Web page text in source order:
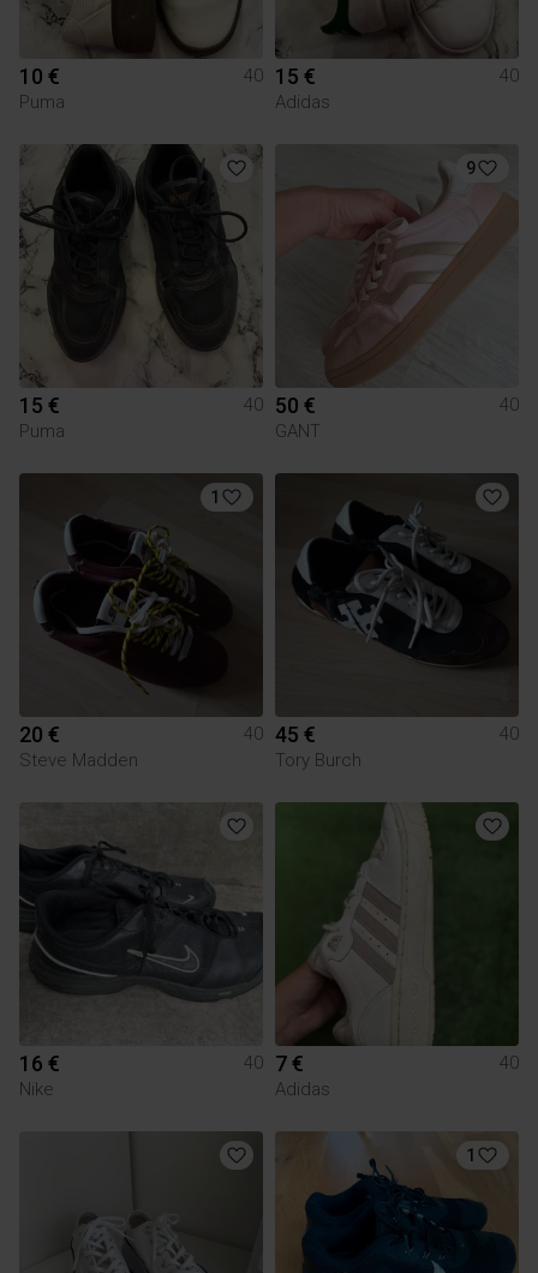
10 €
40
Puma
15 €
40
Adidas
15 €
40
Puma
9
50 €
40
GANT
1
20 €
40
Steve Madden
45 €
40
Tory Burch
16 €
40
Nike
7 €
40
Adidas
1